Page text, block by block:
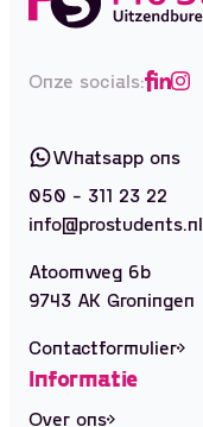
Onze socials:
Whatsapp ons
050 - 311 23 22
info@prostudents.nl
Atoomweg 6b
9743 AK Groningen
Contactformulier
Informatie
Over ons